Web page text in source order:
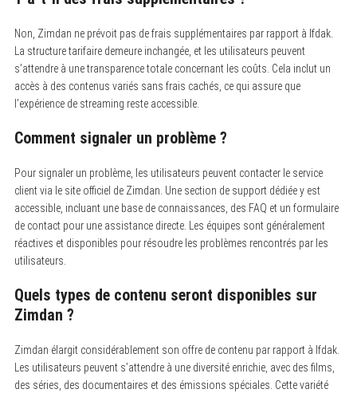
Non, Zimdan ne prévoit pas de frais supplémentaires par rapport à Ifdak.
La structure tarifaire demeure inchangée, et les utilisateurs peuvent
s’attendre à une transparence totale concernant les coûts. Cela inclut un
accès à des contenus variés sans frais cachés, ce qui assure que
l’expérience de streaming reste accessible.
Comment signaler un problème ?
Pour signaler un problème, les utilisateurs peuvent contacter le service
client via le site officiel de Zimdan. Une section de support dédiée y est
accessible, incluant une base de connaissances, des FAQ et un formulaire
de contact pour une assistance directe. Les équipes sont généralement
réactives et disponibles pour résoudre les problèmes rencontrés par les
utilisateurs.
Quels types de contenu seront disponibles sur
Zimdan ?
Zimdan élargit considérablement son offre de contenu par rapport à Ifdak.
Les utilisateurs peuvent s’attendre à une diversité enrichie, avec des films,
des séries, des documentaires et des émissions spéciales. Cette variété